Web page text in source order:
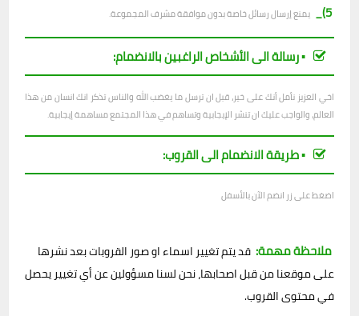
5)_ يمنع إرسال رسائل خاصة بدون موافقة مشرف المجموعة.
▪︎ رسالة الى الأشخاص الراغبين بالانضمام:
اخي العزيز نأمل أنك على خير، قبل ان ترسل ما يغضب الله والناس تذكر انك انسان من هذا
العالم، والواجب عليك ان تنشر الإيجابية وتساهم في هذا المجتمع مساهمة إيجابية.
▪︎ طريقة الانضمام الى القروب:
اضغط على زر انضم الآن بالأسفل
ملاحظة مهمة: قد يتم تغيير اسماء او صور القروبات بعد نشرها
على موقعنا من قبل اصحابها، نحن لسنا مسؤولين عن أي تغيير يحصل
في محتوى القروب.